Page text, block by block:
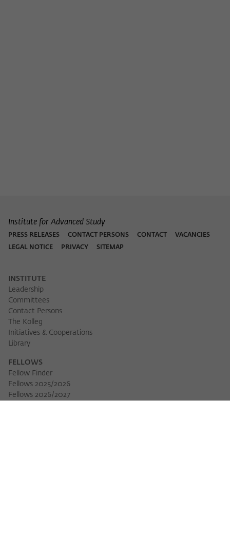
Institute for Advanced Study
PRESS RELEASES CONTACT PERSONS CONTACT
VACANCIES
LEGAL NOTICE
PRIVACY SITEMAP
INSTITUTE
Leadership
Committees
Contact Persons
The Kolleg
Initiatives & Cooperations
Library
FELLOWS
Fellow Finder
Fellows 2025/2026
Fellows 2026/2027